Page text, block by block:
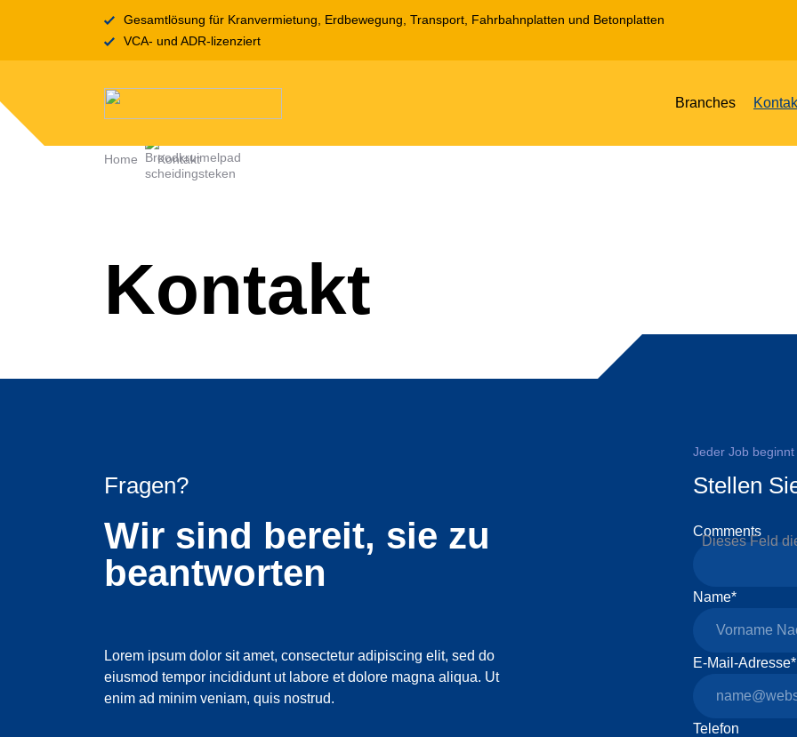
Gesamtlösung für Kranvermietung, Erdbewegung, Transport, Fahrbahnplatten und Betonplatten
VCA- und ADR-lizenziert
Branches
Home Kontakt
Kontakt
Fragen?
Wir sind bereit, sie zu
beantworten
Lorem ipsum dolor sit amet, consectetur adipiscing elit, sed do
eiusmod tempor incididunt ut labore et dolore magna aliqua. Ut
enim ad minim veniam, quis nostrud.
Jeder Job
Stellen
Comments
Dieses Feld
Name*
E-Mail-Adresse*
Telefon